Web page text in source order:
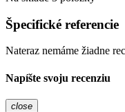
Špecifické referencie
Nateraz nemáme žiadne
Napíšte svoju recenziu
close